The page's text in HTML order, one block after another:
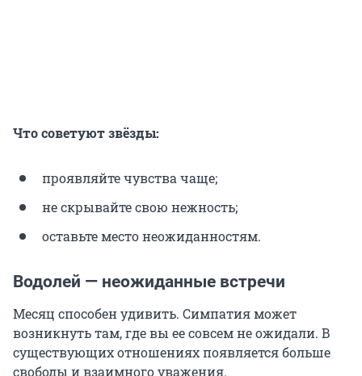
Что советуют звёзды:
проявляйте чувства чаще;
не скрывайте свою нежность;
оставьте место неожиданностям.
Водолей — неожиданные встречи
Месяц способен удивить. Симпатия может
возникнуть там, где вы ее совсем не ожидали. В
существующих отношениях появляется больше
свободы и взаимного уважения.